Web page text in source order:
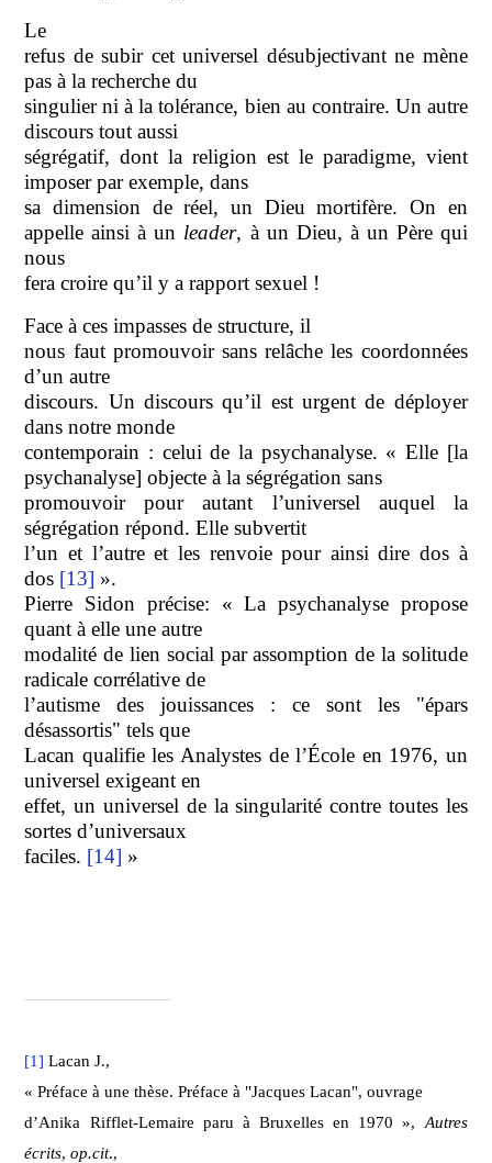
Le
refus de subir cet universel désubjectivant ne mène
pas à la recherche du
singulier ni à la tolérance, bien au contraire. Un autre
discours tout aussi
ségrégatif, dont la religion est le paradigme, vient
imposer par exemple, dans
sa dimension de réel, un Dieu mortifère. On en
appelle ainsi à un leader, à un Dieu, à un Père qui
nous
fera croire qu’il y a rapport sexuel !
Face à ces impasses de structure, il
nous faut promouvoir sans relâche les coordonnées
d’un autre
discours. Un discours qu’il est urgent de déployer
dans notre monde
contemporain : celui de la psychanalyse. « Elle [la
psychanalyse]objecte à la ségrégation sans
promouvoir pour autant l’universel auquel la
ségrégation répond. Elle subvertit
l’un et l’autre et les renvoie pour ainsi dire dos à
dos [13] ».
Pierre Sidon précise: « La psychanalyse propose
quant à elle une autre
modalité de lien social par assomption de la solitude
radicale corrélative de
l’autisme des jouissances : ce sont les "épars
désassortis" tels que
Lacan qualifie les Analystes de l’École en 1976, un
universel exigeant en
effet, un universel de la singularité contre toutes les
sortes d’universaux
faciles. [14] »
[1] Lacan J.,
« Préface à une thèse. Préface à "Jacques Lacan", ouvrage
d’Anika Rifflet-Lemaire paru à Bruxelles en 1970 », Autres
écrits,op.cit.,